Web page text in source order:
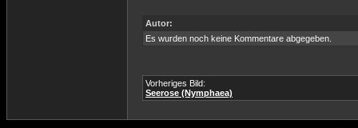
Autor:
Es wurden noch keine Kommentare abgegeben.
Vorheriges Bild:
Seerose (Nymphaea)